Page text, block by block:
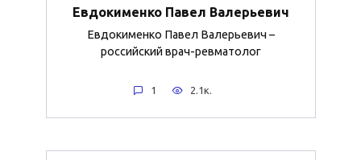
Евдокименко Павел Валерьевич
Евдокименко Павел Валерьевич –
российский врач-ревматолог
1 2.1к.